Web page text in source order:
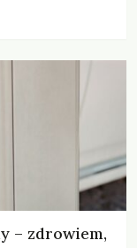
– zdrowiem,